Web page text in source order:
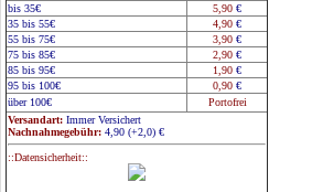
bis 35€
5,90 €
35 bis 55€
4,90 €
55 bis 75€
3,90 €
75 bis 85€
2,90 €
85 bis 95€
1,90 €
95 bis 100€
0,90 €
über 100€
Portofrei
Versandart: Immer Versichert
Nachnahmegebühr: 4,90 (+2,0) €
::Datensicherheit::